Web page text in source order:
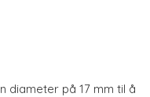
diameter på 17 mm til å